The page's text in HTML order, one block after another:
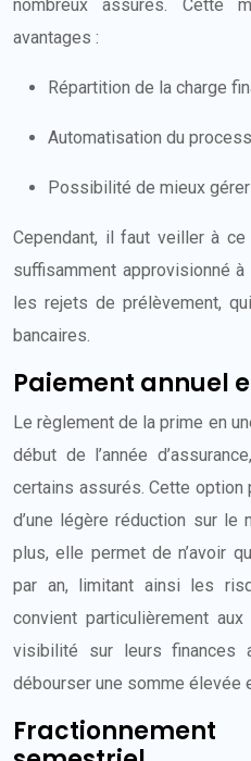
nombreux assurés. Cette
avantages :
Répartition de la charge
Automatisation du
Possibilité de mieux
Cependant, il faut veiller à
suffisamment approvisionné
les rejets de prélèvement,
bancaires.
Paiement annuel
Le règlement de la prime en
début de l’année
certains assurés. Cette
d’une légère réduction sur le
plus, elle permet de n’avoir
par an, limitant ainsi les
convient particulièrement
visibilité sur leurs finances
débourser une somme élevée